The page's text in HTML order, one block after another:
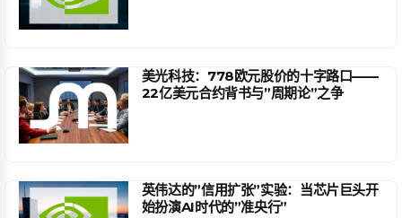
美光科技：778欧元股价的十字路口——
22亿美元合约背书与”周期论”之争
英伟达的”信用扩张”实验：当芯片巨头开
始扮演AI时代的”准央行”